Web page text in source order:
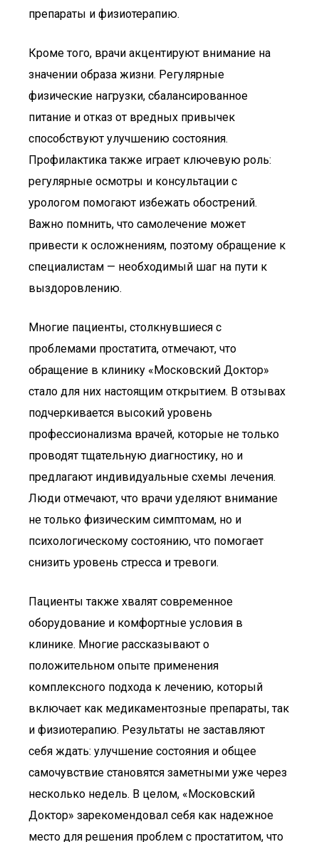
препараты и физиотерапию.
Кроме того, врачи акцентируют внимание на
значении образа жизни. Регулярные
физические нагрузки, сбалансированное
питание и отказ от вредных привычек
способствуют улучшению состояния.
Профилактика также играет ключевую роль:
регулярные осмотры и консультации с
урологом помогают избежать обострений.
Важно помнить, что самолечение может
привести к осложнениям, поэтому обращение к
специалистам — необходимый шаг на пути к
выздоровлению.
Многие пациенты, столкнувшиеся с
проблемами простатита, отмечают, что
обращение в клинику «Московский Доктор»
стало для них настоящим открытием. В отзывах
подчеркивается высокий уровень
профессионализма врачей, которые не только
проводят тщательную диагностику, но и
предлагают индивидуальные схемы лечения.
Люди отмечают, что врачи уделяют внимание
не только физическим симптомам, но и
психологическому состоянию, что помогает
снизить уровень стресса и тревоги.
Пациенты также хвалят современное
оборудование и комфортные условия в
клинике. Многие рассказывают о
положительном опыте применения
комплексного подхода к лечению, который
включает как медикаментозные препараты, так
и физиотерапию. Результаты не заставляют
себя ждать: улучшение состояния и общее
самочувствие становятся заметными уже через
несколько недель. В целом, «Московский
Доктор» зарекомендовал себя как надежное
место для решения проблем с простатитом, что